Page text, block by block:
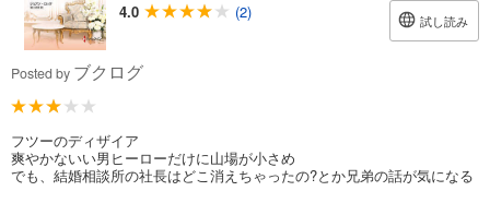
4.0
(2) 試し読み
Posted by ブクログ
フツーのディザイア
爽やかないい男ヒーローだけに山場が小さめ
でも、結婚相談所の社長はどこ消えちゃったの?とか兄弟の話が気になる